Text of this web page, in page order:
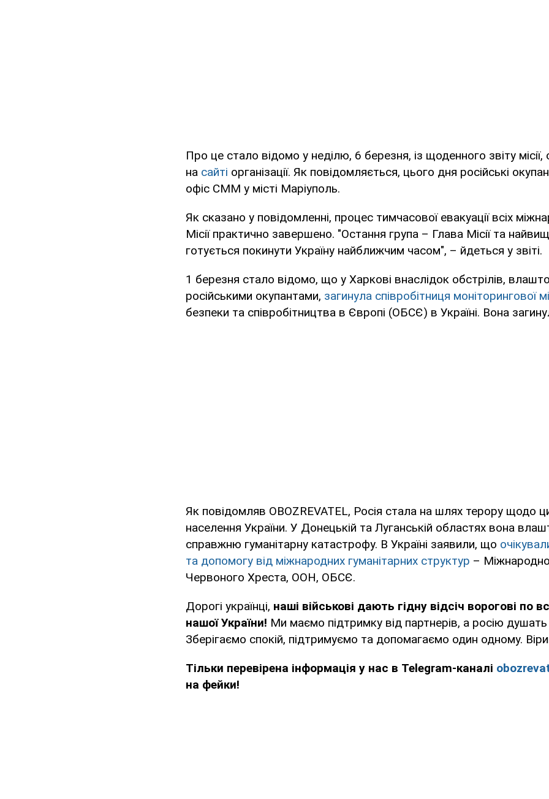
Про це стало відомо у неділю, 6 березня, із щоденного звіту місії,
на сайті організації. Як повідомляється, цього дня російські
офіс СММ у місті Маріуполь.
Як сказано у повідомленні, процес тимчасової евакуації всіх
Місії практично завершено. "Остання група – Глава Місії та
готується покинути Україну найближчим часом", – йдеться у звіті.
1 березня стало відомо, що у Харкові внаслідок обстрілів,
російськими окупантами, загинула співробітниця моніторингової
безпеки та співробітництва в Європі (ОБСЄ) в Україні. Вона
Як повідомляв OBOZREVATEL, Росія стала на шлях терору щодо
населення України. У Донецькій та Луганській областях вона
справжню гуманітарну катастрофу. В Україні заявили, що
та допомогу від міжнародних гуманітарних структур –
Червоного Хреста, ООН, ОБСЄ.
Дорогі українці, наші військові дають гідну відсіч ворогові по
нашої України! Ми маємо підтримку від партнерів, а росію душать
Зберігаємо спокій, підтримуємо та допомагаємо один одному.
Тільки перевірена інформація у нас в Telegram-каналі
на фейки!